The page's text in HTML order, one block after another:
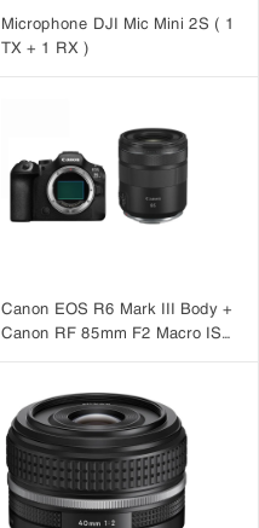
Microphone DJI Mic Mini 2S ( 1
TX + 1 RX )
Canon EOS R6 Mark III Body +
Canon RF 85mm F2 Macro IS